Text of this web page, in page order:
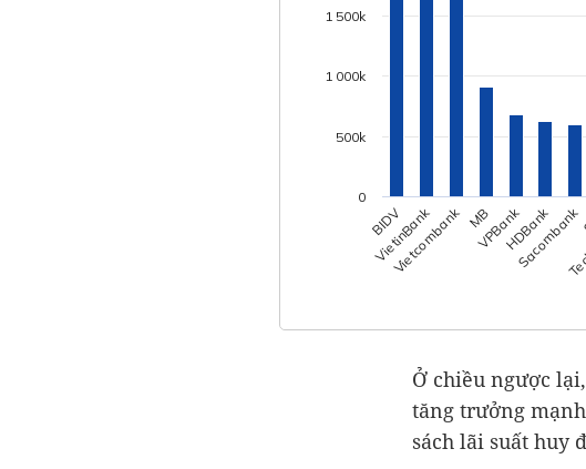
BIDV
VietinBank
Vietcombank MB
VPBankHDBank
Sacombank
0
500k
1 000k
1 500k
Ở chiều ngược
tăng trưởng
sách lãi suất huy